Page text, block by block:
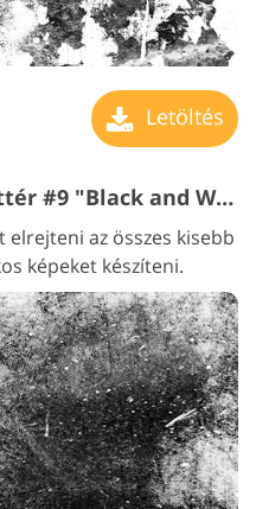
Letöltés
Piszkos fekete-fehér háttér #9 "Black and White"
elrejteni az összes kisebb
képeket készíteni.